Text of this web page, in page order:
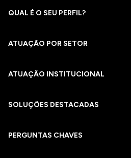
QUAL É O SEU PERFIL?
ATUAÇÃO POR SETOR
ATUAÇÃO INSTITUCIONAL
SOLUÇÕES DESTACADAS
PERGUNTAS CHAVES​